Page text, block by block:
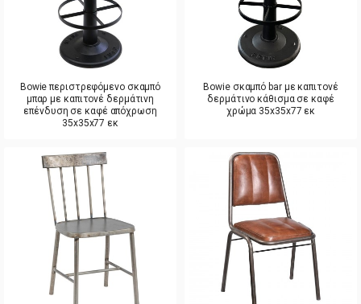
Bowie περιστρεφόμενο σκαμπό
μπαρ με καπιτονέ δερμάτινη
επένδυση σε καφέ απόχρωση
35x35x77 εκ
Bowie σκαμπό bar με καπιτονέ
δερμάτινο κάθισμα σε καφέ
χρώμα 35x35x77 εκ